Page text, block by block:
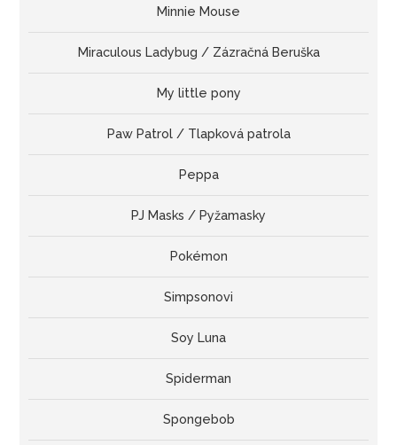
Minnie Mouse
Miraculous Ladybug / Zázračná Beruška
My little pony
Paw Patrol / Tlapková patrola
Peppa
PJ Masks / Pyžamasky
Pokémon
Simpsonovi
Soy Luna
Spiderman
Spongebob